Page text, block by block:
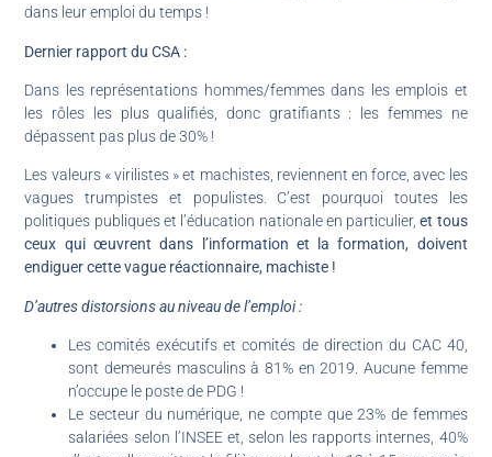
dans leur emploi du temps !
Dernier rapport du CSA :
Dans les représentations hommes/femmes dans les emplois et
les rôles les plus qualifiés, donc gratifiants : les femmes ne
dépassent pas plus de 30% !
Les valeurs « virilistes » et machistes, reviennent en force, avec les
vagues trumpistes et populistes. C’est pourquoi toutes les
politiques publiques et l’éducation nationale en particulier,et tous
ceux qui œuvrent dans l’information et la formation, doivent
endiguer cette vague réactionnaire, machiste !
D’autres distorsions au niveau de l’emploi :
Les comités exécutifs et comités de direction du CAC 40,
sont demeurés masculins à 81% en 2019. Aucune femme
n’occupe le poste de PDG !
Le secteur du numérique, ne compte que 23% de femmes
salariées selon l’INSEE et, selon les rapports internes, 40%